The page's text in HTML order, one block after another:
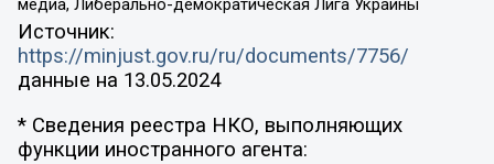
медиа, Либерально-демократическая Лига Украины
Источник:
https://minjust.gov.ru/ru/documents/7756/
данные на 13.05.2024
* Сведения реестра НКО, выполняющих
функции иностранного агента: